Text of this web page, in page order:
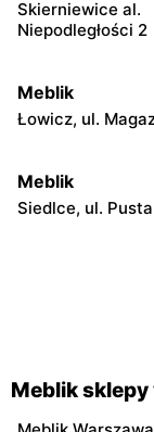
Skierniewice al.
Niepodległości 2
Meblik
Łowicz, ul.
Meblik
Siedlce, ul.
Przasnysz, ul.
Meblik
Płock, ul.
Meblik sklepy